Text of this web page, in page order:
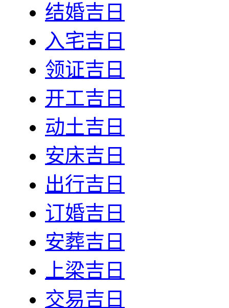
结婚吉日
入宅吉日
领证吉日
开工吉日
动土吉日
安床吉日
出行吉日
订婚吉日
安葬吉日
上梁吉日
交易吉日